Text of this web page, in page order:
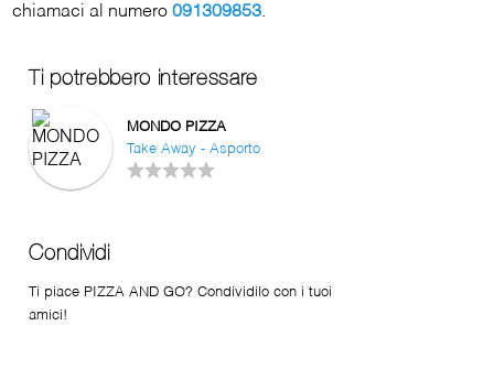
chiamaci al numero091309853.
Ti potrebbero interessare
MONDO PIZZA
Take Away - Asporto
Condividi
Ti piace PIZZA AND GO? Condividilo con i tuoi
amici!